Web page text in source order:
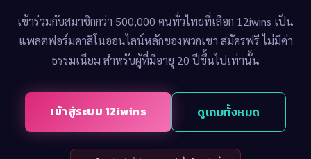
เข้าร่วมกับสมาชิกกว่า 500,000 คนทั่วไทยที่เลือก 12iwins เป็น
แพลตฟอร์มคาสิโนออนไลน์หลักของพวกเขา สมัครฟรี ไม่มีค่า
ธรรมเนียม สำหรับผู้ที่มีอายุ 20 ปีขึ้นไปเท่านั้น
เข้าสู่ระบบ 12iwins ดูเกมทั้งหมด